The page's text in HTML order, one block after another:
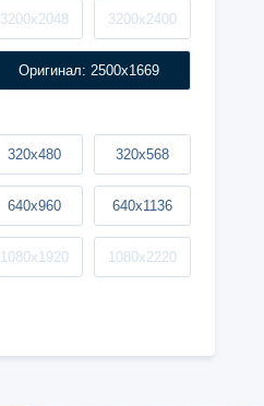
3200x2048 3200x2400
Оригинал: 2500x1669
320x480 320x568
640x960 640x1136
1080x1920 1080x2220